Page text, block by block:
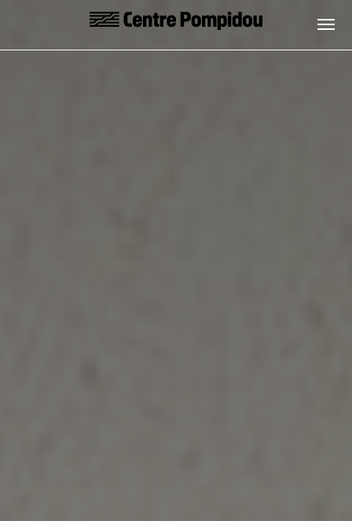
Skip to main content
Centre Pompidou